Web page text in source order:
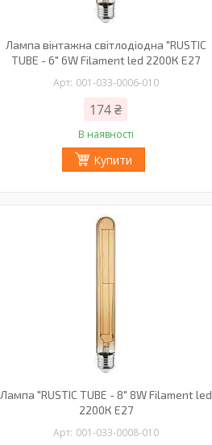
Лампа вінтажна світлодіодна "RUSTIC
TUBE - 6" 6W Filament led 2200К E27
001-033-0006-010
174 ₴
В наявності
Купити
Лампа "RUSTIC TUBE - 8" 8W Filament led
2200К E27
001-033-0008-010